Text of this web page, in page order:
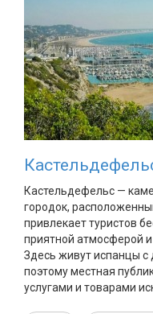
Кастельдефельс —
городок,
привлекает туристов
приятной атмосферой и
Здесь живут испанцы с
поэтому местная
услугами и товарами